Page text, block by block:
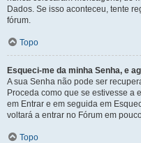
Dados. Se isso aconteceu, tente
fórum.
Topo
Esqueci-me da minha Senha, e
A sua Senha não pode ser
Proceda como que se estivesse a
em Entrar e em seguida em
voltará a entrar no Fórum em
Topo